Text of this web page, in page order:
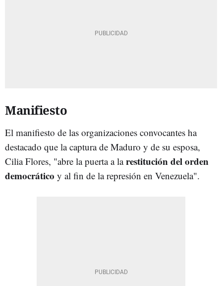
Manifiesto
El manifiesto de las organizaciones convocantes ha
destacado que la captura de Maduro y de su esposa,
Cilia Flores, "abre la puerta a larestitución del orden
democrático y al fin de la represión en Venezuela".